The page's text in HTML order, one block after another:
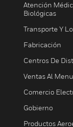
Atención
Biológicas
Transporte Y
Fabricación
Centros De
Ventas Al
Comercio
Gobierno
Productos